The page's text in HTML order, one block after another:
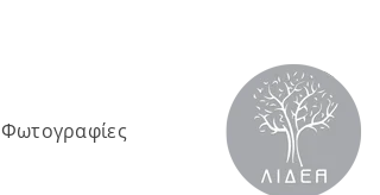
Φωτογραφίες